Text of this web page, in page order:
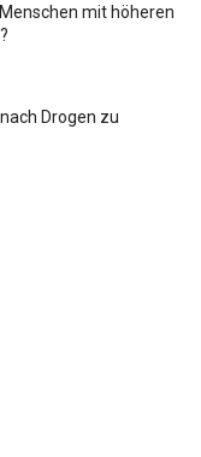
mit höheren
Drogen zu